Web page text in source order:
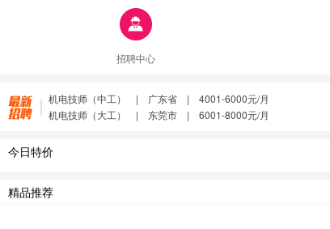
招聘中心
贴膜改色学徒 | 深圳市 | 2001-4000元/月
机电技师（中工） | 广东省 | 4001-6000元/月
机电技师（大工） | 东莞市 | 6001-8000元/月
机电技师（大工） | 深圳市 | 面议
今日特价
精品推荐